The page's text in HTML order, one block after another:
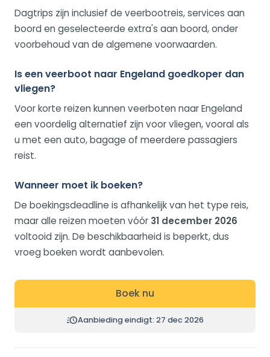
Dagtrips zijn inclusief de veerbootreis, services aan
boord en geselecteerde extra's aan boord, onder
voorbehoud van de algemene voorwaarden.
Is een veerboot naar Engeland goedkoper dan
vliegen?
Voor korte reizen kunnen veerboten naar Engeland
een voordelig alternatief zijn voor vliegen, vooral als
u met een auto, bagage of meerdere passagiers
reist.
Wanneer moet ik boeken?
De boekingsdeadline is afhankelijk van het type reis,
maar alle reizen moeten vóór 31 december 2026
voltooid zijn. De beschikbaarheid is beperkt, dus
vroeg boeken wordt aanbevolen.
Boek nu
Aanbieding eindigt: 27 dec 2026